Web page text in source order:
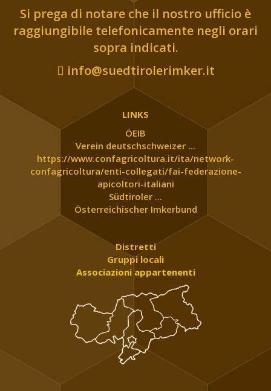
Si prega di notare che il nostro ufficio è
raggiungibile telefonicamente negli orari
sopra indicati.
info@suedtirolerimker.it
LINKS
ÖEIB
Verein deutschschweizer ...
https://www.confagricoltura.it/ita/network-
confagricoltura/enti-collegati/fai-federazione-
apicoltori-italiani
Südtiroler ...
Österreichischer Imkerbund
Distretti
Gruppi locali
Associazioni appartenenti